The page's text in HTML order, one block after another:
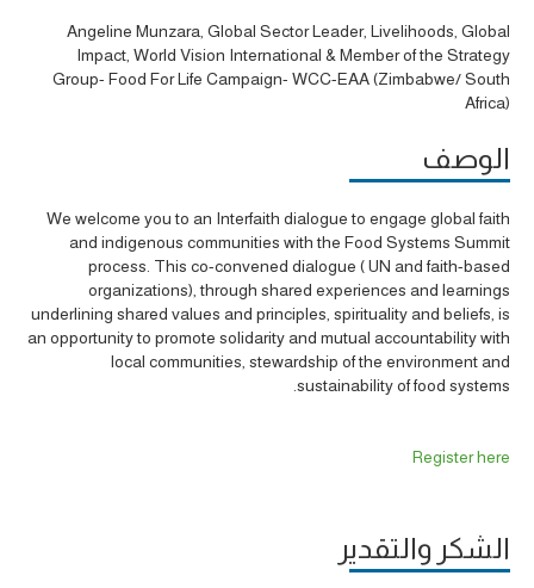
Angeline Munzara, Global Sector Leader, Livelihoods, Global
Impact, World Vision International & Member of the Strategy
Group- Food For Life Campaign- WCC-EAA (Zimbabwe/ South
Africa)
الوصف
We welcome you to an Interfaith dialogue to engage global faith
and indigenous communities with the Food Systems Summit
process. This co-convened dialogue ( UN and faith-based
organizations), through shared experiences and learnings
underlining shared values and principles, spirituality and beliefs, is
an opportunity to promote solidarity and mutual accountability with
local communities, stewardship of the environment and
sustainability of food systems.
Register here
الشكر والتقدير